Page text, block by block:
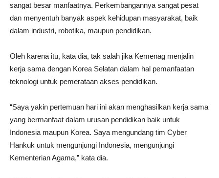
sangat besar manfaatnya. Perkembangannya sangat pesat
dan menyentuh banyak aspek kehidupan masyarakat, baik
dalam industri, robotika, maupun pendidikan.
Oleh karena itu, kata dia, tak salah jika Kemenag menjalin
kerja sama dengan Korea Selatan dalam hal pemanfaatan
teknologi untuk pemerataan akses pendidikan.
“Saya yakin pertemuan hari ini akan menghasilkan kerja sama
yang bermanfaat dalam urusan pendidikan baik untuk
Indonesia maupun Korea. Saya mengundang tim Cyber
Hankuk untuk mengunjungi Indonesia, mengunjungi
Kementerian Agama,” kata dia.